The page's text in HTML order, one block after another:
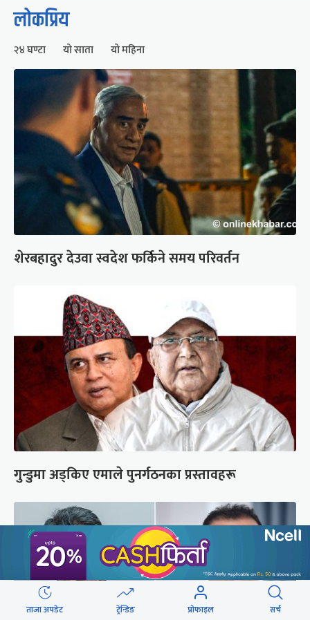
लोकप्रिय
२४ घण्टा यो साता यो महिना
शेरबहादुर देउवा स्वदेश फर्किने समय परिवर्तन
गुन्डुमा अड्किए एमाले पुनर्गठनका प्रस्तावहरू
ताजा अपडेट ट्रेन्डिङ प्रोफाइल सर्च